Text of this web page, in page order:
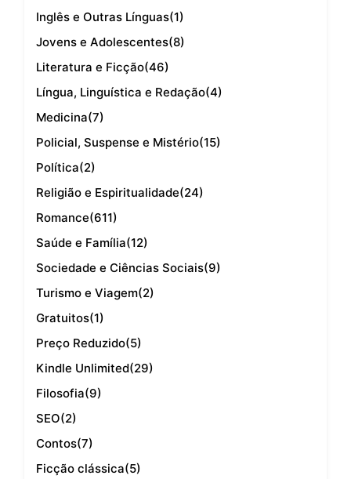
Inglês e Outras Línguas(1)
Jovens e Adolescentes(8)
Literatura e Ficção(46)
Língua, Linguística e Redação(4)
Medicina(7)
Policial, Suspense e Mistério(15)
Política(2)
Religião e Espiritualidade(24)
Romance(611)
Saúde e Família(12)
Sociedade e Ciências Sociais(9)
Turismo e Viagem(2)
Gratuitos(1)
Preço Reduzido(5)
Kindle Unlimited(29)
Filosofia(9)
SEO(2)
Contos(7)
Ficção clássica(5)